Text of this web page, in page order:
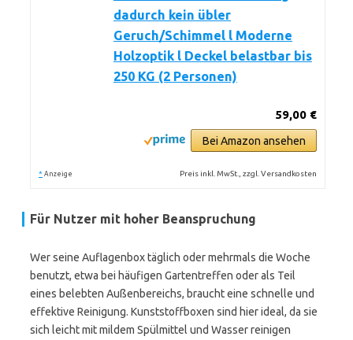
dadurch kein übler
Geruch/Schimmel l Moderne
Holzoptik l Deckel belastbar bis
250 KG (2 Personen)
59,00 €
Bei Amazon ansehen
* Anzeige Preis inkl. MwSt., zzgl. Versandkosten
Für Nutzer mit hoher Beanspruchung
Wer seine Auflagenbox täglich oder mehrmals die Woche
benutzt, etwa bei häufigen Gartentreffen oder als Teil
eines belebten Außenbereichs, braucht eine schnelle und
effektive Reinigung. Kunststoffboxen sind hier ideal, da sie
sich leicht mit mildem Spülmittel und Wasser reinigen